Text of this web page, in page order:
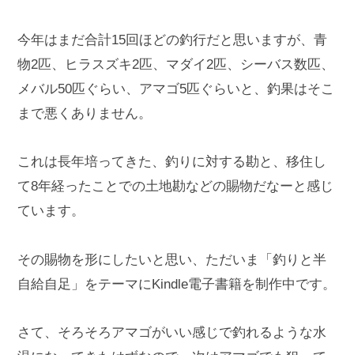
今年はまだ合計15回ほどの釣行だと思いますが、青
物2匹、ヒラスズキ2匹、マダイ2匹、シーバス数匹、
メバル50匹ぐらい、アマゴ5匹ぐらいと、釣果はそこ
まで悪くありません。
これは長年培ってきた、釣りに対する勘と、移住し
て8年経ったことでの土地勘などの賜物だなーと感じ
ています。
その賜物を形にしたいと思い、ただいま「釣りと半
自給自足」をテーマにKindle電子書籍を制作中です。
さて、そろそろアマゴがいい感じで釣れるような水